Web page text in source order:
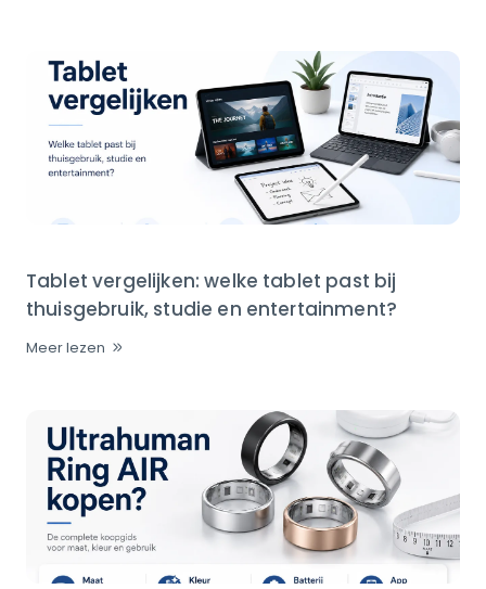
Tablet vergelijken: welke tablet past bij
thuisgebruik, studie en entertainment?
Meer lezen